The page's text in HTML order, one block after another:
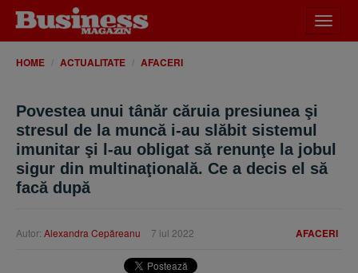
meniu
HOME ACTUALITATE AFACERI
Povestea unui tânăr căruia presiunea şi
stresul de la muncă i-au slăbit sistemul
imunitar şi l-au obligat să renunţe la jobul
sigur din multinaţională. Ce a decis el să
facă după
AFACERI
Autor: Alexandra Cepăreanu 7 iul 2022